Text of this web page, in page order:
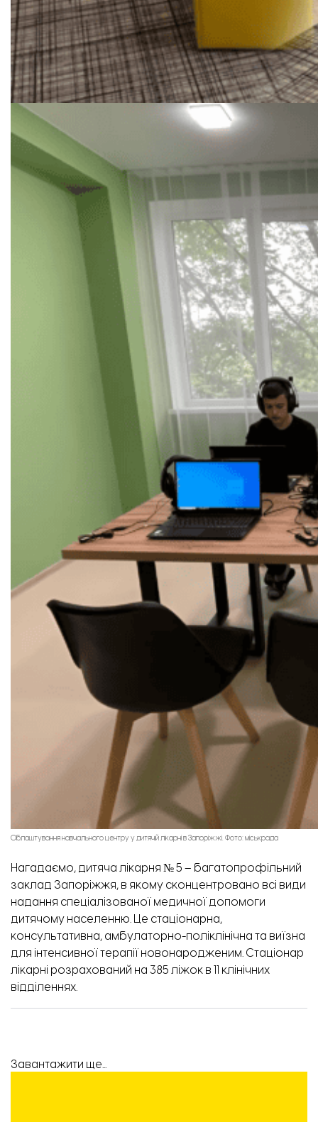
Облаштування навчального центру у дитячій лікарні в Запоріжжі. Фото: міськрада
Нагадаємо, дитяча лікарня № 5 – багатопрофільний
заклад Запоріжжя, в якому сконцентровано всі види
надання спеціалізованої медичної допомоги
дитячому населенню. Це стаціонарна,
консультативна, амбулаторно-поліклінічна та виїзна
для інтенсивної терапії новонародженим. Стаціонар
лікарні розрахований на 385 ліжок в 11 клінічних
відділеннях.
Завантажити ще...